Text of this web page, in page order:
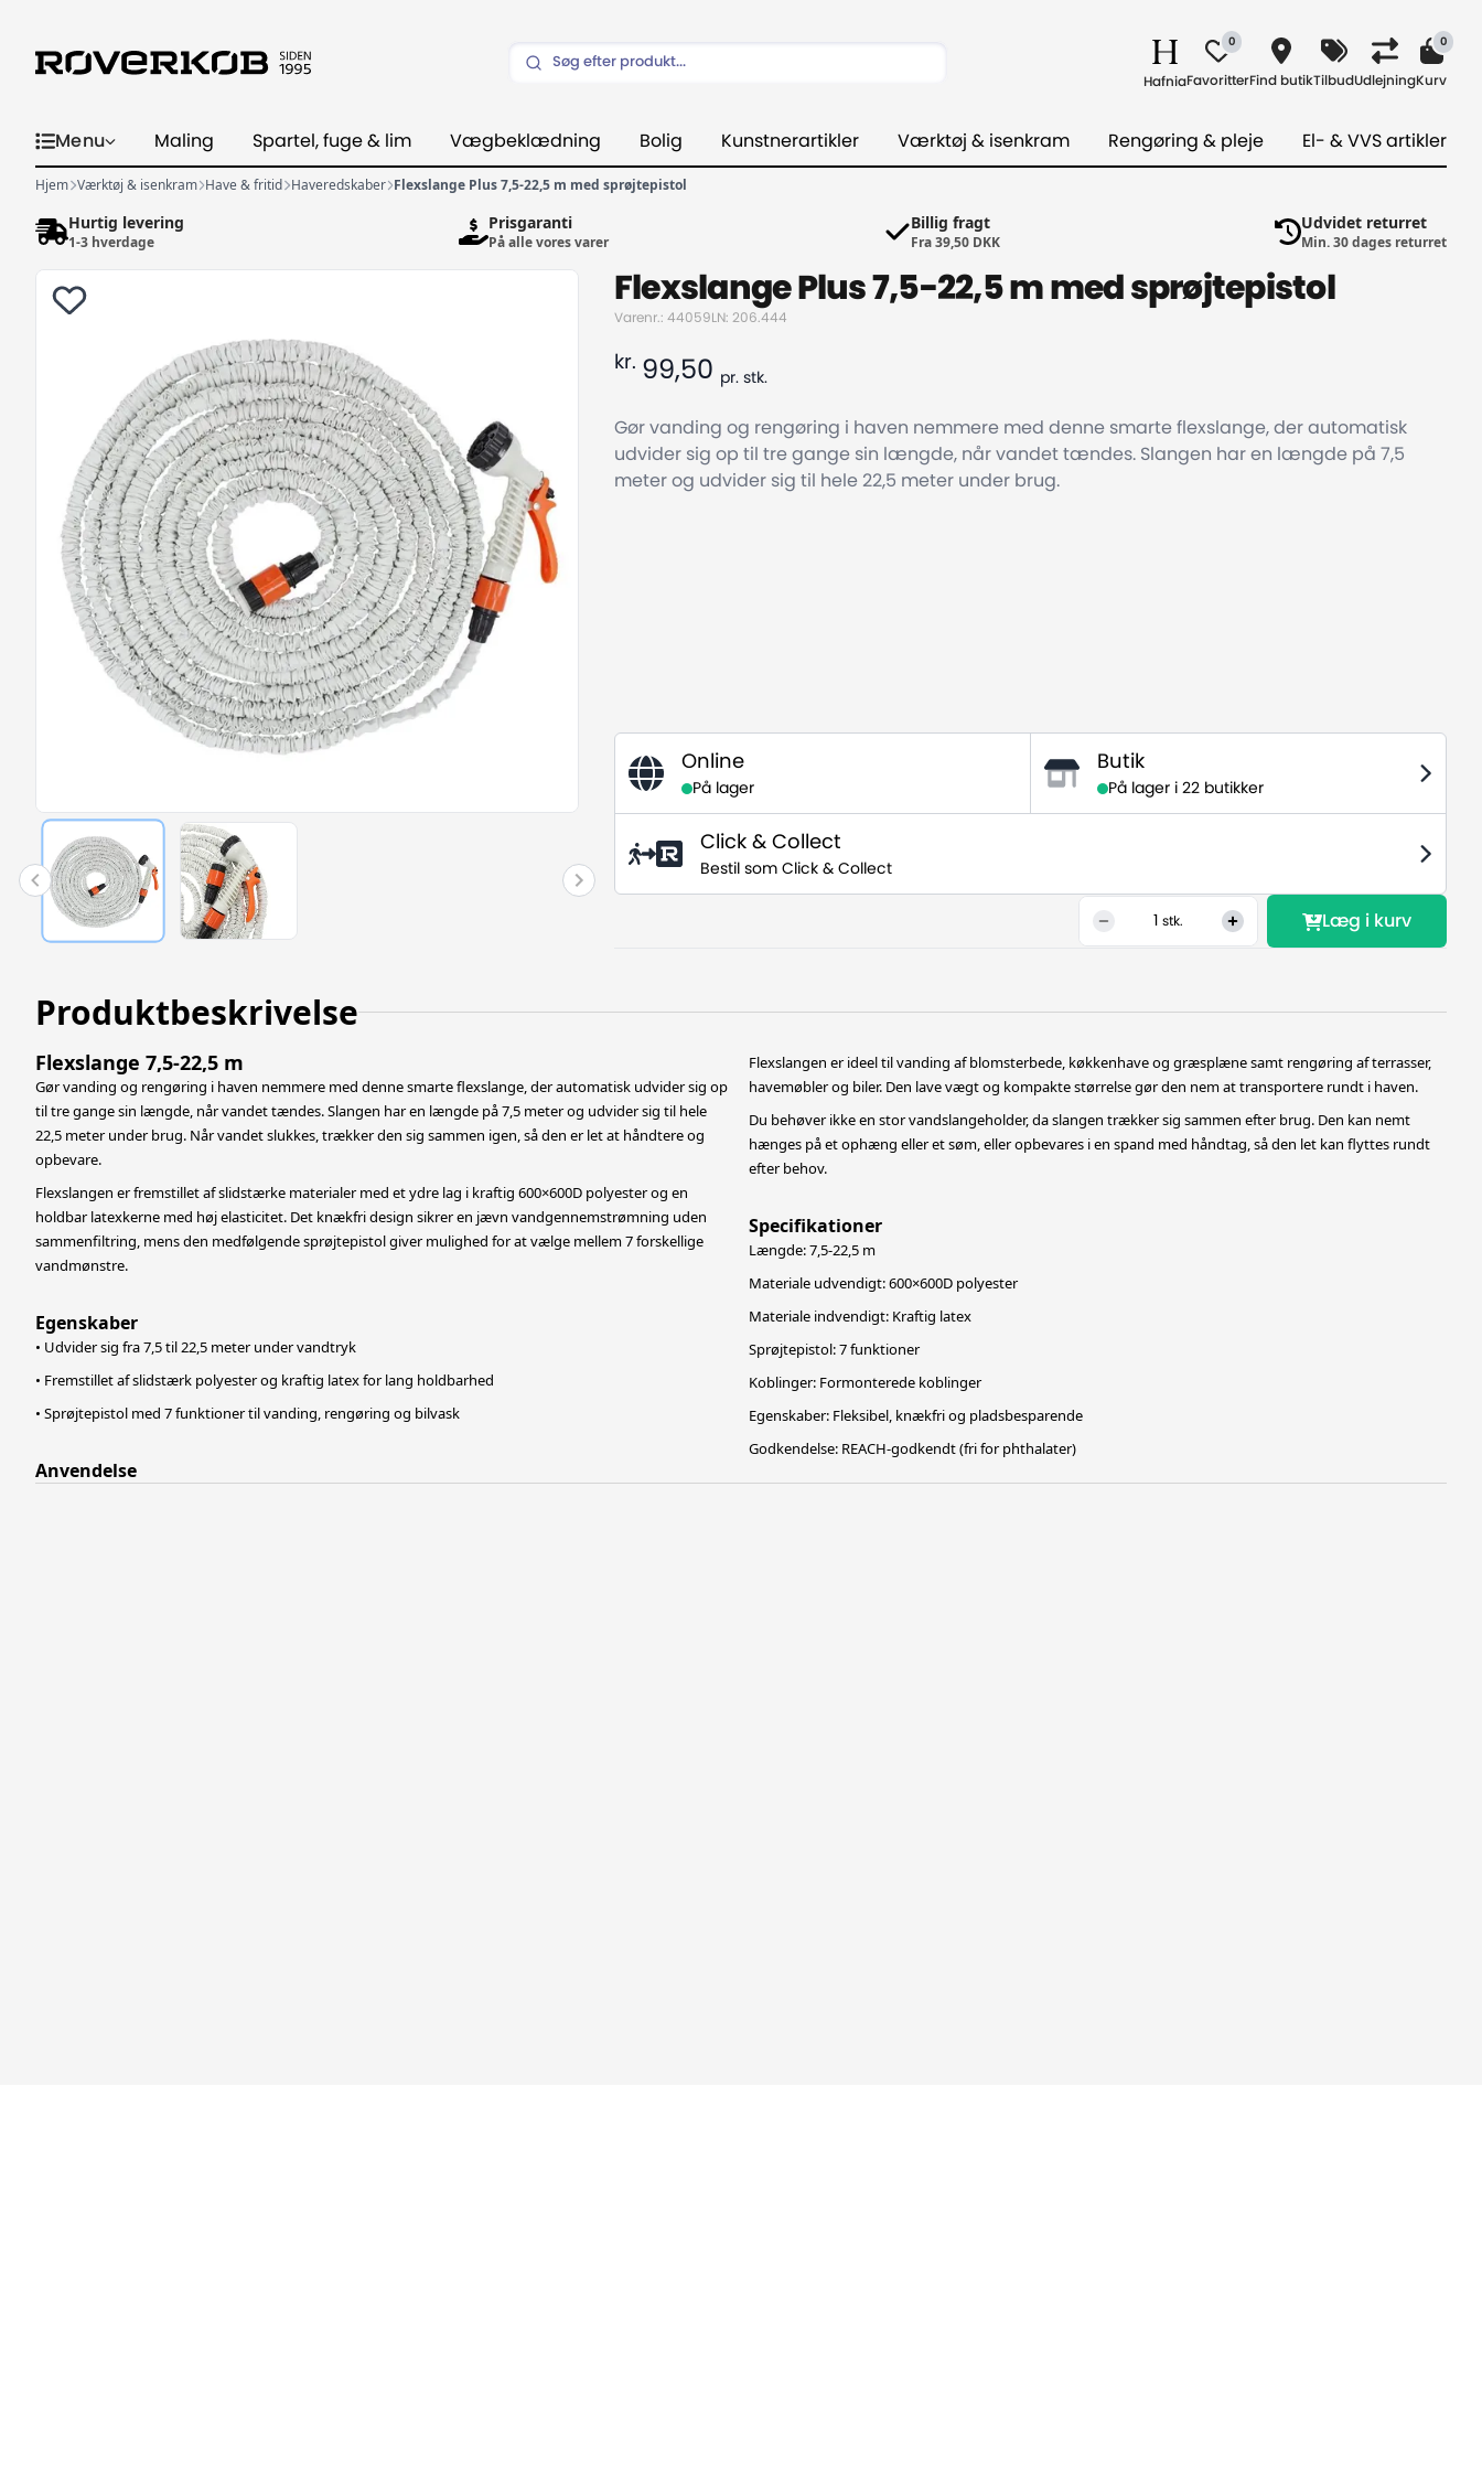
Hafnia
0
FavoritterFind butikTilbudUdlejning
0
Kurv
Menu Maling Spartel, fuge & lim Vægbeklædning Bolig Kunstnerartikler Værktøj & isenkram Rengøring & pleje El- & VVS artikler
Hjem Værktøj & isenkram Have & fritid Haveredskaber Flexslange Plus 7,5-22,5 m med sprøjtepistol
Hurtig levering
1-3 hverdage
Prisgaranti
På alle vores varer
Billig fragt
Fra 39,50 DKK
Udvidet returret
Min. 30 dages returret
Flexslange Plus 7,5-22,5 m med sprøjtepistol
Varenr.: 44059LN: 206.444
kr. 99,50 pr. stk.
Gør vanding og rengøring i haven nemmere med denne smarte flexslange, der automatisk
udvider sig op til tre gange sin længde, når vandet tændes. Slangen har en længde på 7,5
meter og udvider sig til hele 22,5 meter under brug.
Online
På lager
Butik
På lager i 22 butikker
Click & Collect
Bestil som Click & Collect
stk. Læg i kurv
Produktbeskrivelse
Flexslange 7,5-22,5 m
Gør vanding og rengøring i haven nemmere med denne smarte flexslange, der automatisk udvider sig op
til tre gange sin længde, når vandet tændes. Slangen har en længde på 7,5 meter og udvider sig til hele
22,5 meter under brug. Når vandet slukkes, trækker den sig sammen igen, så den er let at håndtere og
opbevare.
Flexslangen er fremstillet af slidstærke materialer med et ydre lag i kraftig 600×600D polyester og en
holdbar latexkerne med høj elasticitet. Det knækfri design sikrer en jævn vandgennemstrømning uden
sammenfiltring, mensden medfølgende sprøjtepistol giver mulighed for at vælge mellem 7 forskellige
vandmønstre.
Egenskaber
• Udvider sig fra 7,5 til 22,5 meter under vandtryk
• Fremstillet af slidstærk polyester og kraftig latex for lang holdbarhed
• Sprøjtepistol med 7 funktioner til vanding, rengøring og bilvask
Anvendelse
Flexslangen er ideel til vanding af blomsterbede, køkkenhave og græsplæne samt rengøring af terrasser,
havemøbler og biler. Den lave vægt og kompakte størrelse gør den nem at transportere rundt i haven.
Du behøver ikke en stor vandslangeholder, da slangen trækker sig sammen efter brug. Den kan nemt
hænges på et ophæng eller et søm, eller opbevares i en spand med håndtag, så den let kan flyttes rundt
efter behov.
Specifikationer
Længde: 7,5-22,5 m
Materiale udvendigt: 600×600D polyester
Materiale indvendigt: Kraftig latex
Sprøjtepistol: 7 funktioner
Koblinger: Formonterede koblinger
Egenskaber: Fleksibel, knækfri og pladsbesparende
Godkendelse: REACH-godkendt (fri for phthalater)